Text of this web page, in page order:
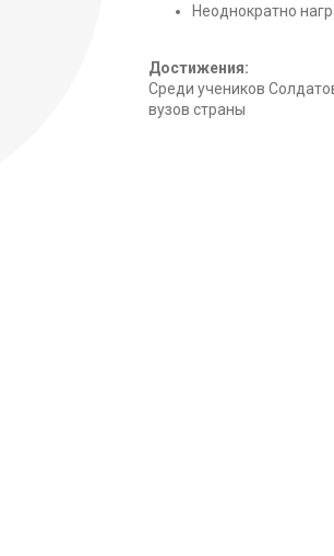
Неоднократно
Достижения:
Среди учеников
вузов страны